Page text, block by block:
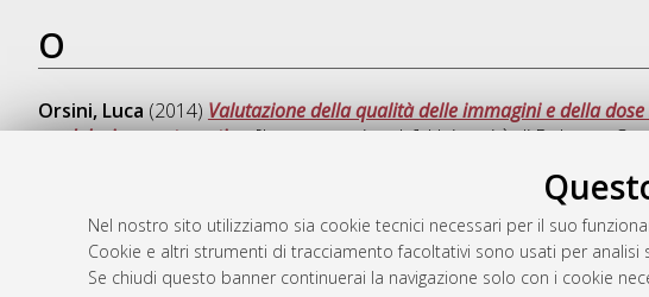
Nel nostro sito utilizziamo sia cookie tecnici necessari per il suo
Cookie e altri strumenti di tracciamento facoltativi sono usati per
Se chiudi questo banner continuerai la navigazione solo con i cookie
O
Orsini, Luca (2014) Valutazione della qualità delle immagini e della
modulazione automatica.[Laurea magistrale], Università di Bologna,
Atom
AMS Laurea
Servizio implementato e